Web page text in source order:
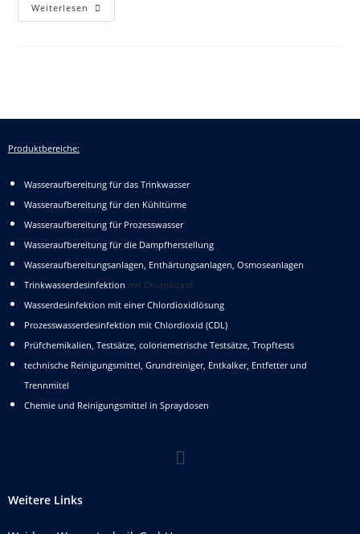
Weiterlesen
Produktbereiche:
Wasseraufbereitung für das Trinkwasser
Wasseraufbereitung für den Kühltürme
Wasseraufbereitung für Prozesswasser
Wasseraufbereitung für die Dampfherstellung
Wasseraufbereitungsanlagen, Enthärtungsanlagen, Osmoseanlagen
Trinkwasserdesinfektion mit Chlordioxid
Wasserdesinfektion mit einer Chlordioxidlösung
Prozesswasserdesinfektion mit Chlordioxid (CDL)
Prüfchemikalien, Testsätze, coloriemetrische Testsätze, Tropftests
technische Reinigungsmittel, Grundreiniger, Entkalker, Entfetter und
Trennmitel
Chemie und Reinigungsmittel in Spraydosen
Weitere Links